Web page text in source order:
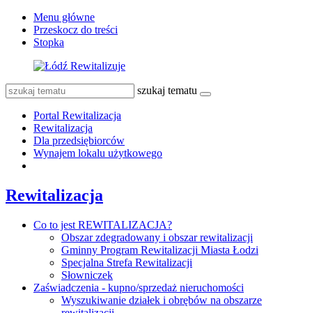
Menu główne
Przeskocz do treści
Stopka
szukaj tematu
Portal Rewitalizacja
Rewitalizacja
Dla przedsiębiorców
Wynajem lokalu użytkowego
Rewitalizacja
Co to jest REWITALIZACJA?
Obszar zdegradowany i obszar rewitalizacji
Gminny Program Rewitalizacji Miasta Łodzi
Specjalna Strefa Rewitalizacji
Słowniczek
Zaświadczenia - kupno/sprzedaż nieruchomości
Wyszukiwanie działek i obrębów na obszarze